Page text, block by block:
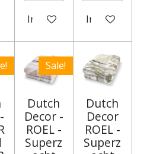
In winkelwagenIn
Sale!
Dutch
Decor -
ROEL -
Superz
Dutch
Decor
ROEL -
Superz